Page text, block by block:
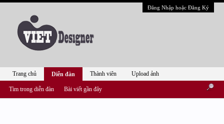
Đăng Nhập hoặc Đăng Ký
Trang chủ Diễn đàn
Tìm trong diễn đàn Bài viết gần đây
Thành viên Upload ảnh